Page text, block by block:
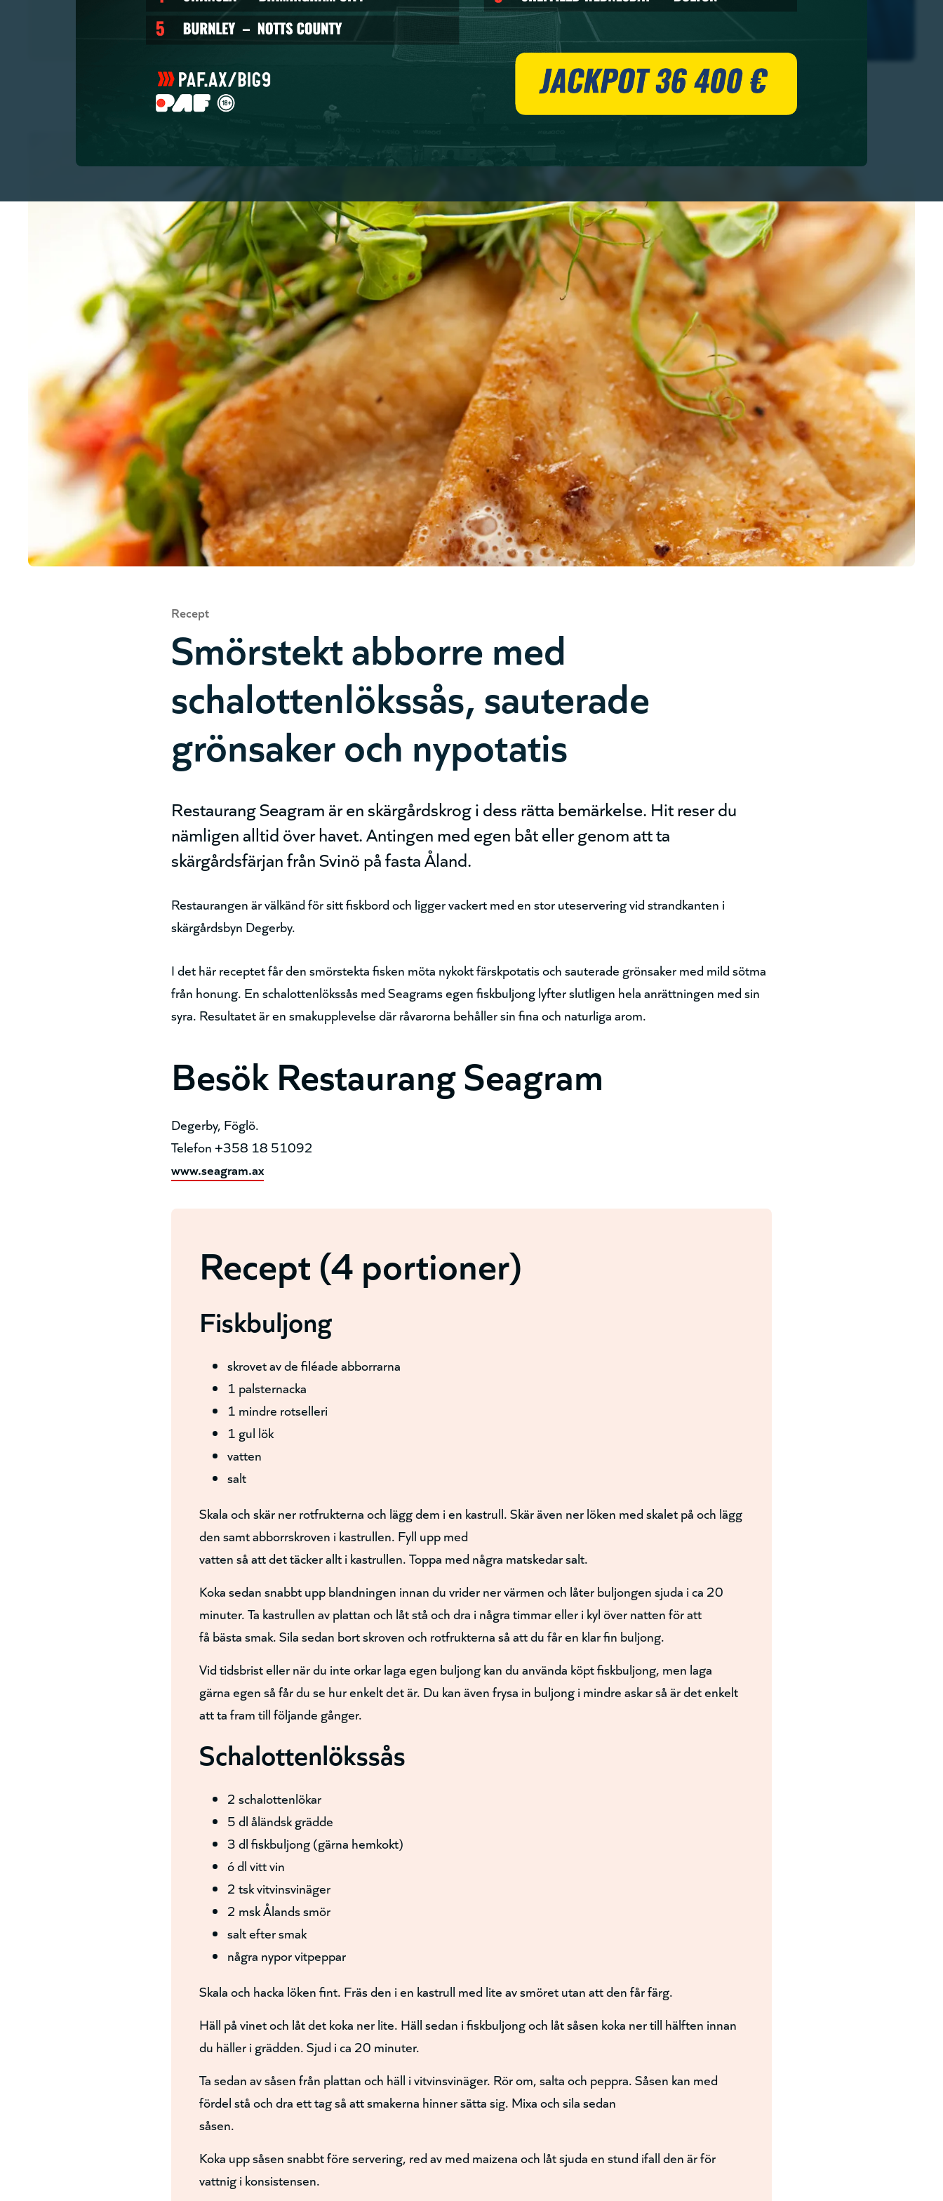
Recept
Smörstekt abborre med
schalottenlökssås, sauterade
grönsaker och nypotatis
Restaurang Seagram är en skärgårdskrog i dess rätta bemärkelse. Hit reser du
nämligen alltid över havet. Antingen med egen båt eller genom att ta
skärgårdsfärjan från Svinö på fasta Åland.
Restaurangen är välkänd för sitt fiskbord och ligger vackert med en stor uteservering vid strandkanten i
skärgårdsbyn Degerby.
I det här receptet får den smörstekta fisken möta nykokt färskpotatis och sauterade grönsaker med mild sötma
från honung. En schalottenlökssås med Seagrams egen fiskbuljong lyfter slutligen hela anrättningen med sin
syra. Resultatet är en smakupplevelse där råvarorna behåller sin fina och naturliga arom.
Besök Restaurang Seagram
Degerby, Föglö.
Telefon +358 18 51092
www.seagram.ax
Recept (4 portioner)
Fiskbuljong
skrovet av de filéade abborrarna
1 palsternacka
1 mindre rotselleri
1 gul lök
vatten
salt
Skala och skär ner rotfrukterna och lägg dem i en kastrull. Skär även ner löken med skalet på och lägg
den samt abborrskroven i kastrullen. Fyll upp med
vatten så att det täcker allt i kastrullen. Toppa med några matskedar salt.
Koka sedan snabbt upp blandningen innan du vrider ner värmen och låter buljongen sjuda i ca 20
minuter. Ta kastrullen av plattan och låt stå och dra i några timmar eller i kyl över natten för att
få bästa smak. Sila sedan bort skroven och rotfrukterna så att du får en klar fin buljong.
Vid tidsbrist eller när du inte orkar laga egen buljong kan du använda köpt fiskbuljong, men laga
gärna egen så får du se hur enkelt det är. Du kan även frysa in buljong i mindre askar så är det enkelt
att ta fram till följande gånger.
Schalottenlökssås
2 schalottenlökar
5 dl åländsk grädde
3 dl fiskbuljong (gärna hemkokt)
ó dl vitt vin
2 tsk vitvinsvinäger
2 msk Ålands smör
salt efter smak
några nypor vitpeppar
Skala och hacka löken fint. Fräs den i en kastrull med lite av smöret utan att den får färg.
Häll på vinet och låt det koka ner lite. Häll sedan i fiskbuljong och låt såsen koka ner till hälften innan
du häller i grädden. Sjud i ca 20 minuter.
Ta sedan av såsen från plattan och häll i vitvinsvinäger. Rör om, salta och peppra. Såsen kan med
fördel stå och dra ett tag så att smakerna hinner sätta sig. Mixa och sila sedan
såsen.
Koka upp såsen snabbt före servering, red av med maizena och låt sjuda en stund ifall den är för
vattnig i konsistensen.